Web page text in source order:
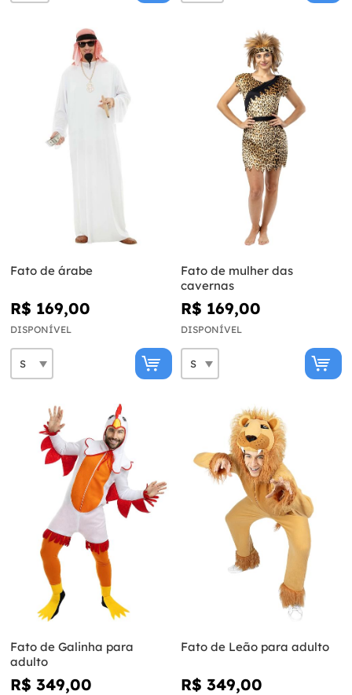
Fato de árabe
R$ 169,00
DISPONÍVEL
Fato de mulher das
cavernas
R$ 169,00
DISPONÍVEL
Fato de Galinha para
adulto
R$ 349,00
Fato de Leão para adulto
R$ 349,00